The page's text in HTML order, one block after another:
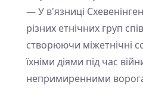
— У в'язниці
різних етнічних груп
створюючи міжетнічні
їхніми діями під час
непримиренними